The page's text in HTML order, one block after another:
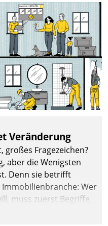
Veränderung
Fragezeichen?
aber die Wenigsten
Denn sie betrifft
Wer
muss zuerst Begriffe
Optimierung: